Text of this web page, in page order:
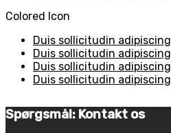
Colored Icon
Duis sollicitudin adipiscing
Duis sollicitudin adipiscing
Duis sollicitudin adipiscing
Duis sollicitudin adipiscing
Spørgsmål: Kontakt os